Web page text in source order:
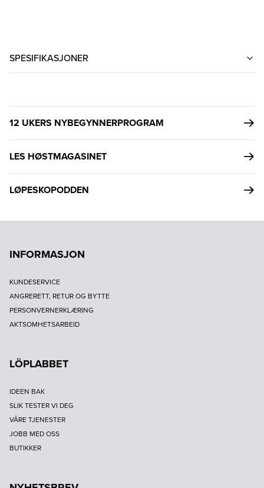
SPESIFIKASJONER
12 UKERS NYBEGYNNERPROGRAM
LES HØSTMAGASINET
LØPESKOPODDEN
INFORMASJON
KUNDESERVICE
ANGRERETT, RETUR OG BYTTE
PERSONVERNERKLÆRING
AKTSOMHETSARBEID
LÖPLABBET
IDEEN BAK
SLIK TESTER VI DEG
VÅRE TJENESTER
JOBB MED OSS
BUTIKKER